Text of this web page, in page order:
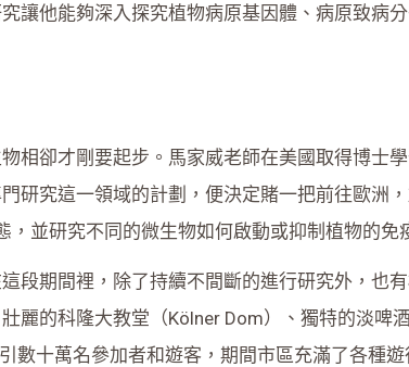
讓他能夠深入探究植物病原基因體、病原致病
相卻才剛要起步。馬家威老師在美國取得博士
研究這一領域的計劃，便決定賭一把前往歐洲，
並研究不同的微生物如何啟動或抑制植物的免
段期間裡，除了持續不間斷的進行研究外，也
麗的科隆大教堂（Kölner Dom）、獨特的淡啤
數十萬名參加者和遊客，期間市區充滿了各種